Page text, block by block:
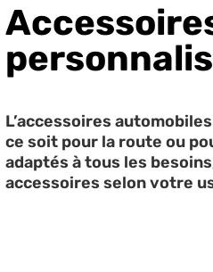
L’accessoires
ce soit pour la route ou
adaptés à tous les
accessoires selon votre